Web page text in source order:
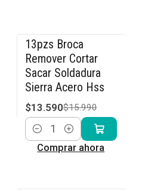
-15% OFF
13pzs Broca
Remover Cortar
Sacar Soldadura
Sierra Acero Hss
$13.590$15.990
Cantidad
Comprar ahora